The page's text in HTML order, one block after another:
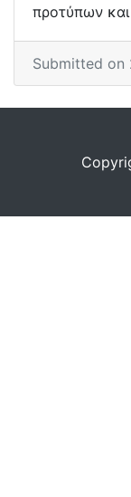
προτύπων
Submitted on